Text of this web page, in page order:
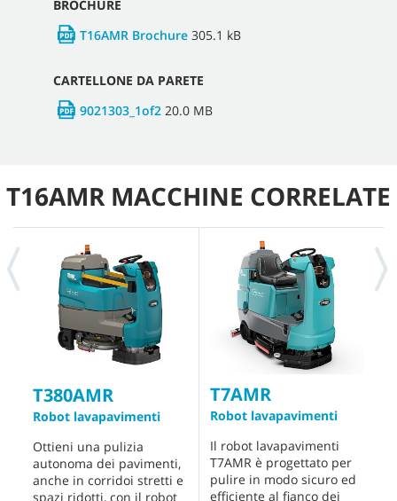
BROCHURE
T16AMR Brochure 305.1 kB
CARTELLONE DA PARETE
9021303_1of2 20.0 MB
T16AMR MACCHINE CORRELATE
T380AMR
Robot lavapavimenti
Ottieni una pulizia
autonoma dei pavimenti,
anche in corridoi stretti e
spazi ridotti, con il robot
T7AMR
Robot lavapavimenti
Il robot lavapavimenti
T7AMR è progettato per
pulire in modo sicuro ed
efficiente al fianco dei